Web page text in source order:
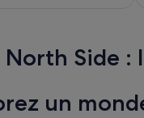
North Side :
un